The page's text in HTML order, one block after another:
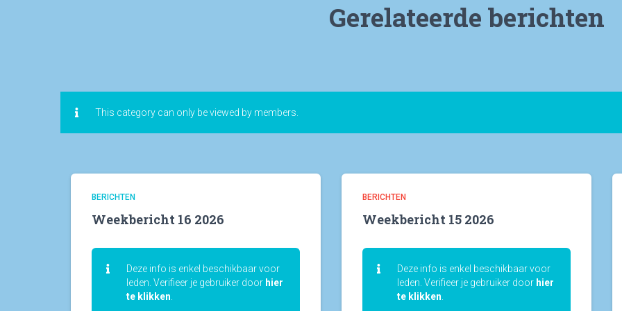
Gerelateerde berichten
This category can only be viewed by members.
BERICHTEN
Weekbericht 16 2026
Deze info is enkel beschikbaar voor
leden. Verifieer je gebruiker door hier
te klikken
BERICHTEN
Weekbericht 15 2026
Deze info is enkel beschikbaar voor
leden. Verifieer je gebruiker door hier
te klikken